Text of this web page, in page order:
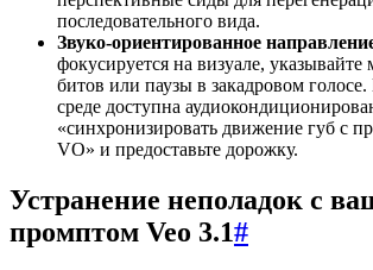
последовательного вида.
Звуко-ориентированное
фокусируется на визуале,
битов или паузы в закадровом
среде доступна
«синхронизировать движение губ с
VO» и предоставьте дорожку.
Устранение неполадок с
промптом Veo 3.1#